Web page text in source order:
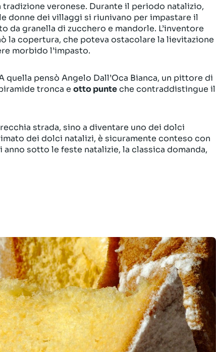
tradizione veronese. Durante il periodo natalizio,
donne dei villaggi si riunivano per impastare il
granella di zucchero e mandorle. L’inventore
la copertura, che poteva ostacolare la lievitazione
morbido l’impasto.
quella pensò Angelo Dall’Oca Bianca, un pittore di
tronca e otto punteche contraddistingue il
strada, sino a diventare uno dei dolci
dei dolci natalizi, è sicuramente conteso con
sotto le feste natalizie, la classica domanda,